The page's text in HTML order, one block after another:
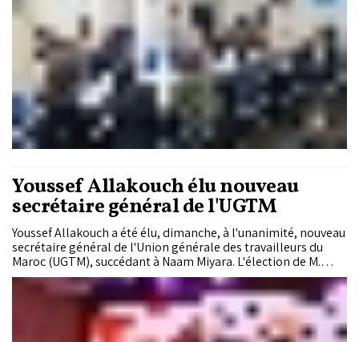
de la démocratie ?»
Youssef Allakouch élu nouveau
secrétaire général de l'UGTM
Youssef Allakouch a été élu, dimanche, à l'unanimité, nouveau
secrétaire général de l'Union générale des travailleurs du
Maroc (UGTM), succédant à Naam Miyara. L'élection de M.
Allakouch a eu lieu lors du Congrès national extraordinaire de
l'Union, tenu à Salé, convoqué par l'ancien bureau exécutif et
organisé sous le thème «Unis et résilients pour un Maroc en
marche et équitable».